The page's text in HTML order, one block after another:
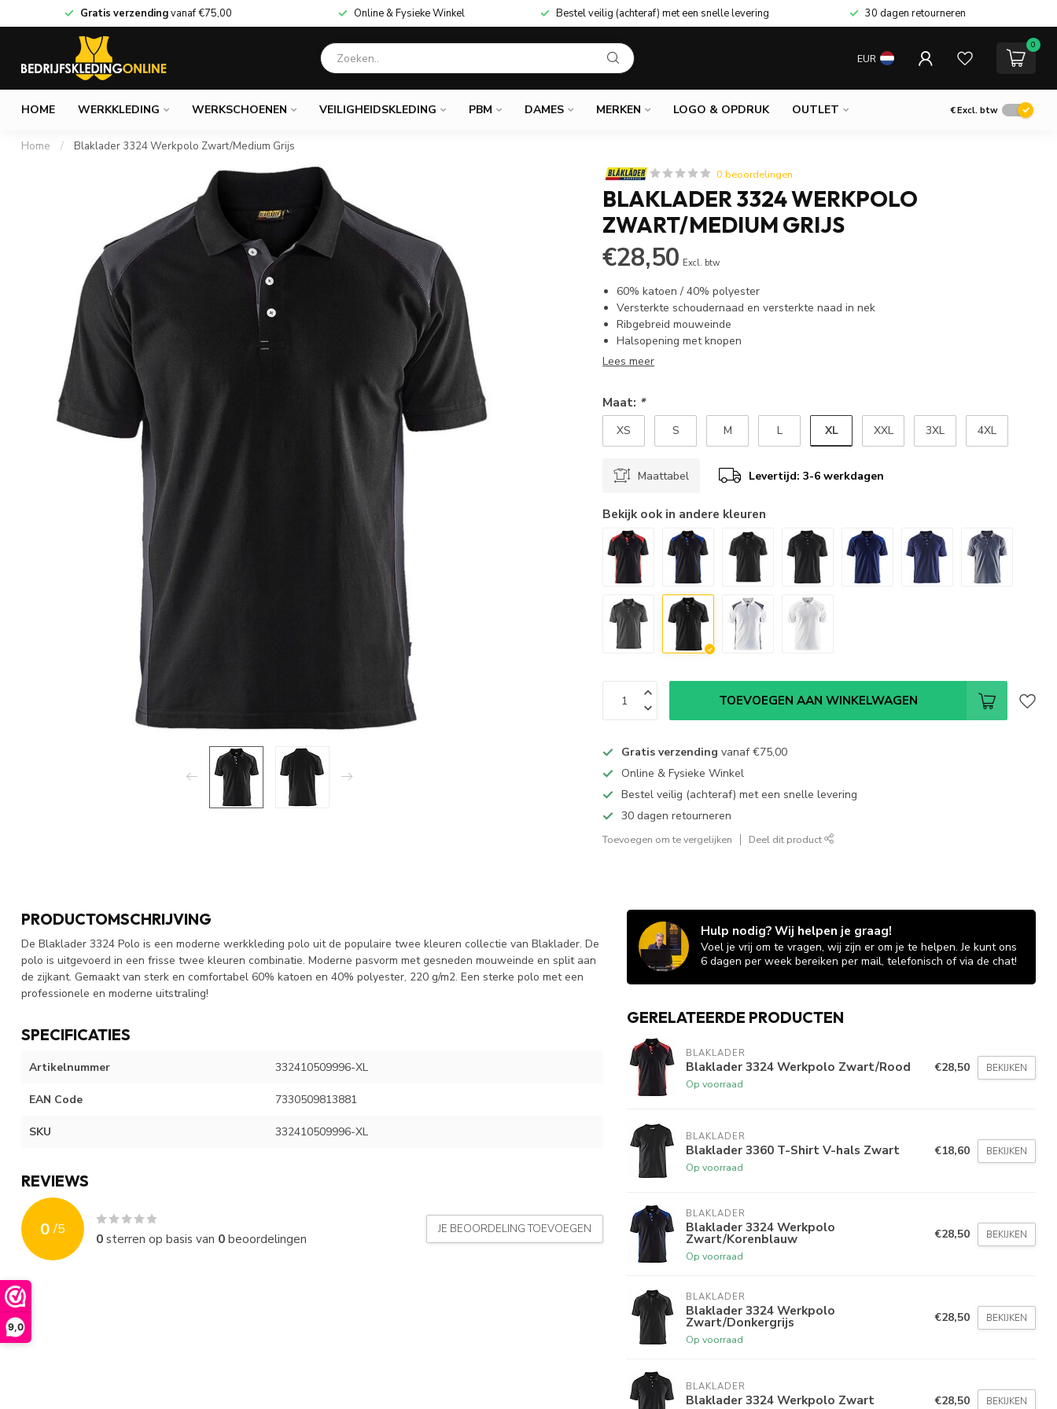
9,0
Gratis verzendingvanaf€75,00 Online & Fysieke Winkel Bestel veilig (achteraf) met een snelle levering 30 dagen retourneren
EUR
0
HOME WERKKLEDING WERKSCHOENEN VEILIGHEIDSKLEDING PBM DAMES MERKEN LOGO & OPDRUK OUTLET €Excl. btw
Home / Blaklader 3324 Werkpolo Zwart/Medium Grijs
0 beoordelingen
BLAKLADER 3324 WERKPOLO
ZWART/MEDIUM GRIJS
€28,50 Excl. btw
60% katoen / 40% polyester
Versterkte schoudernaad en versterkte naad in nek
Ribgebreid mouweinde
Halsopening met knopen
Lees meer
Maat: *
XS S M L XL XXL 3XL 4XL
Maattabel Levertijd: 3-6 werkdagen
Bekijk ook in andere kleuren
TOEVOEGEN AAN WINKELWAGEN
Gratis verzending vanaf€75,00
Online & Fysieke Winkel
Bestel veilig (achteraf) met een snelle levering
30 dagen retourneren
Toevoegen om te vergelijken Deel dit product
PRODUCTOMSCHRIJVING
De Blaklader 3324 Polo is een moderne werkkleding polo uit de populaire twee kleuren collectie van Blaklader. De
polo is uitgevoerd in een frisse twee kleuren combinatie. Moderne pasvorm met gesneden mouweinde en split aan
de zijkant. Gemaakt van sterk en comfortabel 60% katoen en 40% polyester, 220 g/m2. Een sterke polo met een
professionele en moderne uitstraling!
SPECIFICATIES
Artikelnummer 332410509996-XL
EAN Code 7330509813881
SKU 332410509996-XL
REVIEWS
0 /5
0sterren op basis van 0beoordelingen
JE BEOORDELING TOEVOEGEN
Hulp nodig? Wij helpen je graag!
Voel je vrij om te vragen, wij zijn er om je te helpen. Je kunt ons
6 dagen per week bereiken per mail, telefonisch of via de chat!
GERELATEERDE PRODUCTEN
BLAKLADER
Blaklader 3324 Werkpolo Zwart/Rood
Op voorraad
€28,50 BEKIJKEN
BLAKLADER
Blaklader 3360 T-Shirt V-hals Zwart
Op voorraad
€18,60 BEKIJKEN
BLAKLADER
Blaklader 3324 Werkpolo
Zwart/Korenblauw
Op voorraad
€28,50 BEKIJKEN
BLAKLADER
Blaklader 3324 Werkpolo
Zwart/Donkergrijs
Op voorraad
€28,50 BEKIJKEN
BLAKLADER
Blaklader 3324 Werkpolo Zwart €28,50 BEKIJKEN